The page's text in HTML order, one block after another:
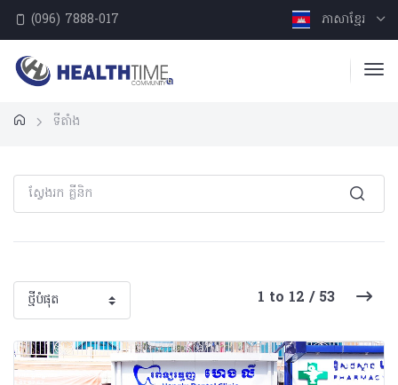
(096) 7888-017 ភាសាខ្មែរ
ទីតាំង
1 to 12 / 53